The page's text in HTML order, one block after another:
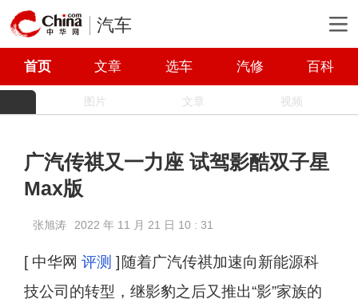
汽车
首页 文章 选车 汽修 百科
图片 文章 视频
广汽传祺又一力座 试驾影酷双子星
Max版
张旭涛 2022 年 11 月 21 日 10 : 31
[ 中华网 评测 ] 随着广汽传祺加速向新能源科
技公司的转型，继影豹之后又推出“影”家族的